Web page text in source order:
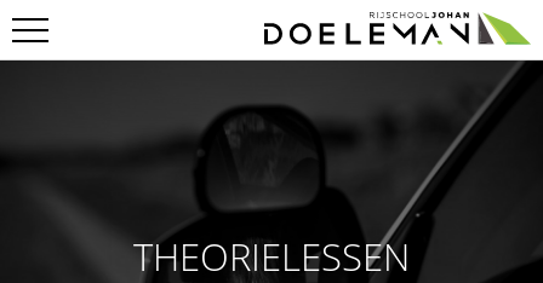
THEORIELESSEN